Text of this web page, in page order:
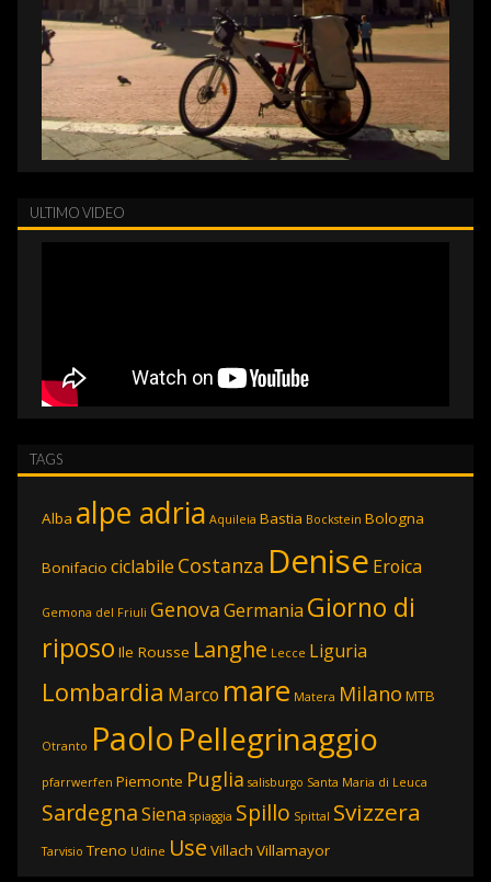
ULTIMO VIDEO
TAGS
Alba alpe adria Aquileia Bastia Bockstein Bologna
Bonifacio ciclabile Costanza Denise Eroica
Gemona del Friuli GenovaGermania Giorno di
riposo Ile Rousse Langhe Lecce Liguria
Lombardia Marco mare Matera Milano MTB
Otranto Paolo Pellegrinaggio
pfarrwerfen Piemonte Puglia salisburgo Santa Maria di Leuca
SardegnaSiena spiaggia Spillo Spittal Svizzera
Tarvisio Treno Udine Use Villach Villamayor